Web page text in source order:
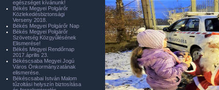
egészséget kívánunk!
Békés Megyei Polgárőr
Közlekedésbiztonsági
Verseny 2018.
Békés Megyei Polgárőr Nap
Békés Megyei Polgárőr
Szövetség Közgyűlésének
Elismerése!
Békés Megyei Rendőrnap
2017.április 23.
Békéscsaba Megyei Jogú
Város Önkormányzatának
elismerése.
Békéscsabai István Malom
tűzoltási helyszín biztosítása